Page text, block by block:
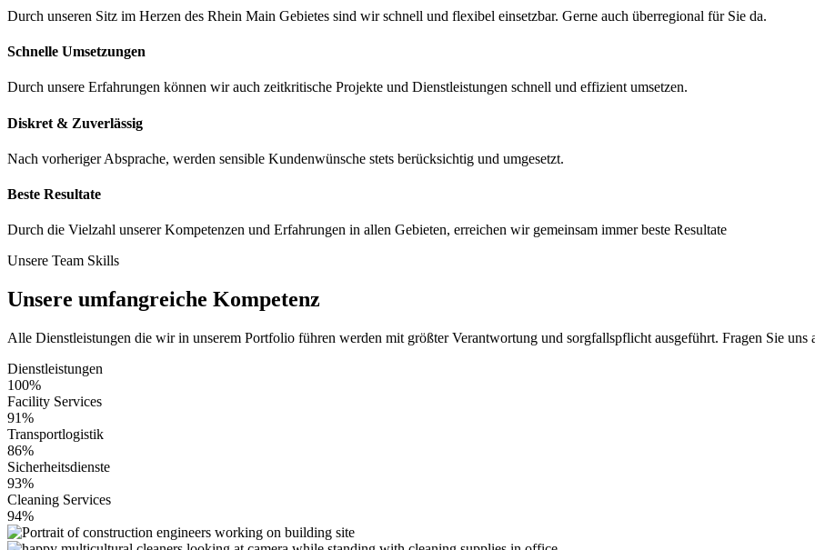
Durch unseren Sitz im Herzen des Rhein Main Gebietes sind wir schnell und flexibel einsetzbar. Gerne auch überregional für Sie da.
Schnelle Umsetzungen
Durch unsere Erfahrungen können wir auch zeitkritische Projekte und Dienstleistungen schnell und effizient umsetzen.
Diskret & Zuverlässig
Nach vorheriger Absprache, werden sensible Kundenwünsche stets berücksichtig und umgesetzt.
Beste Resultate
Durch die Vielzahl unserer Kompetenzen und Erfahrungen in allen Gebieten, erreichen wir gemeinsam immer beste Resultate
Unsere Team Skills
Unsere umfangreiche Kompetenz
Alle Dienstleistungen die wir in unserem Portfolio führen werden mit größter Verantwortung und sorgfallspflicht ausgeführt. Fragen Sie uns
Dienstleistungen
100%
Facility Services
91%
Transportlogistik
86%
Sicherheitsdienste
93%
Cleaning Services
94%